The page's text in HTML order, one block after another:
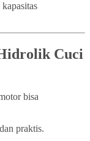
Cuci
bisa
praktis.